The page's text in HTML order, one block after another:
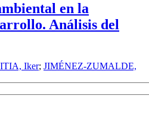
en la
Análisis del
Iker; JIMÉNEZ-ZUMALDE,